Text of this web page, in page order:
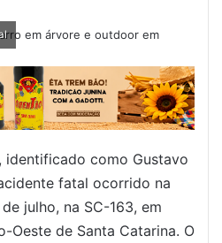
identificado como Gustavo
fatal ocorrido na
julho, na SC-163, em
Oeste de Santa Catarina. O